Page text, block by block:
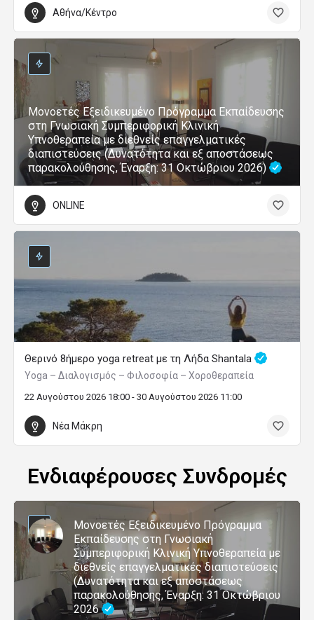
Αθήνα/Κέντρο
Μονοετές Εξειδικευμένο Πρόγραμμα Εκπαίδευσης
στη Γνωσιακή Συμπεριφορική Κλινική
Υπνοθεραπεία με διεθνείς επαγγελματικές
διαπιστεύσεις (Δυνατότητα και εξ αποστάσεως
παρακολούθησης, Έναρξη: 31 Οκτώβριου 2026)
ONLINE
Θερινό 8ήμερο yoga retreat με τη Λήδα Shantala
Yoga – Διαλογισμός – Φιλοσοφία – Χοροθεραπεία
22 Αυγούστου 2026 18:00 - 30 Αυγούστου 2026 11:00
Νέα Μάκρη
Ενδιαφέρουσες Συνδρομές
Μονοετές Εξειδικευμένο Πρόγραμμα
Εκπαίδευσης στη Γνωσιακή
Συμπεριφορική Κλινική Υπνοθεραπεία με
διεθνείς επαγγελματικές διαπιστεύσεις
(Δυνατότητα και εξ αποστάσεως
παρακολούθησης, Έναρξη: 31 Οκτώβριου
2026